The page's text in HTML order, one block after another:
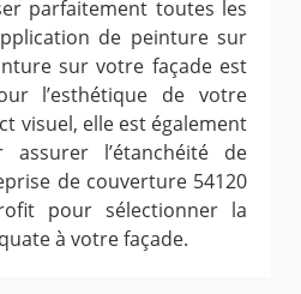
parfaitement toutes les
de peinture sur
sur votre façade est
l’esthétique de votre
visuel, elle est également
assurer l’étanchéité de
de couverture 54120
pour sélectionner la
à votre façade.